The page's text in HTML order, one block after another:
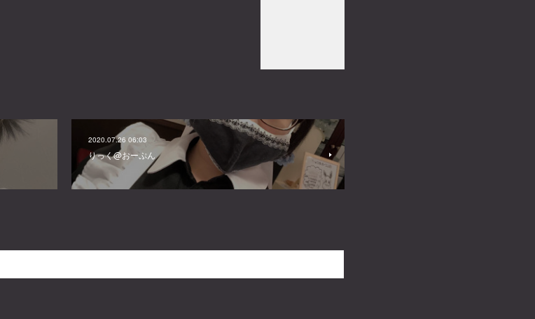
2020.07.26 06:03
りっく@おーぷん